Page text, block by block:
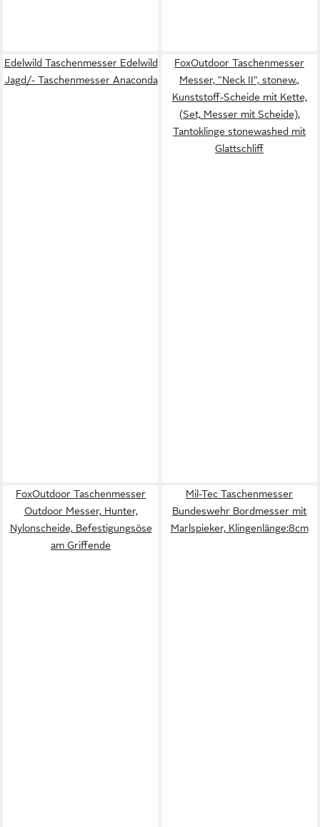
Edelwild Taschenmesser Edelwild
Jagd/- Taschenmesser Anaconda
FoxOutdoor Taschenmesser
Messer, "Neck II", stonew.,
Kunststoff-Scheide mit Kette,
(Set, Messer mit Scheide),
Tantoklinge stonewashed mit
Glattschliff
FoxOutdoor Taschenmesser
Outdoor Messer, Hunter,
Nylonscheide, Befestigungsöse
am Griffende
Mil-Tec Taschenmesser
Bundeswehr Bordmesser mit
Marlspieker, Klingenlänge:8cm